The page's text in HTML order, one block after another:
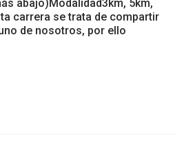
abajo)Modalidad3km, 5km,
carrera se trata de compartir
de nosotros, por ello